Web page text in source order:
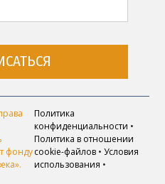
фонду
Политика
конфиденциальности •
Политика в отношении
cookie-файлов •Условия
использования •